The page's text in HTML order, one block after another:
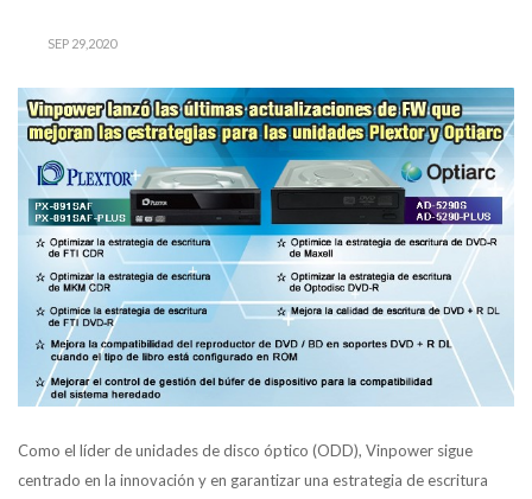
SEP 29,2020
Como el líder de unidades de disco óptico (ODD), Vinpower sigue
centrado en la innovación y en garantizar una estrategia de escritura